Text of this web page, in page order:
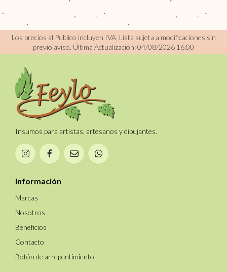
Los precios al Publico incluyen IVA, Lista sujeta a modificaciones sin
previo aviso. Última Actualización: 04/08/2026 16:00
Insumos para artistas, artesanos y dibujantes.
Información
Marcas
Nosotros
Beneficios
Contacto
Botón de arrepentimiento